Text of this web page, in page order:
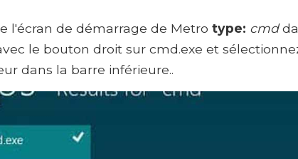
l'écran de démarrage de Metro type: cmd
le bouton droit sur cmd.exe et
dans la barre inférieure..